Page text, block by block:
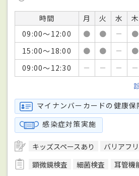
時間 月 火 水 木
09:00～12:00
● ● － ●
15:00～18:00
● ● － ●
09:00～12:30
－ － － －
マイナンバーカードの健康保
感染症対策実施
キッズスペースあり バリアフ
顕微鏡検査
細菌検査 耳管機